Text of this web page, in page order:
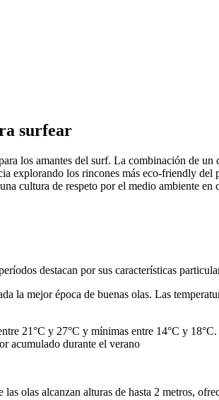
surfear
los amantes del surf. La combinación de
explorando los rincones más eco-friendly
cultura de respeto por el medio ambiente en
destacan por sus características
la mejor época de buenas olas. Las
21°C y 27°C y mínimas entre 14°C y
acumulado durante el verano
olas alcanzan alturas de hasta 2 metros,